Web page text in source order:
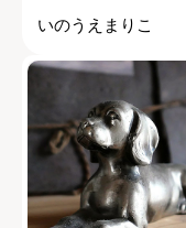
いのうえまりこ